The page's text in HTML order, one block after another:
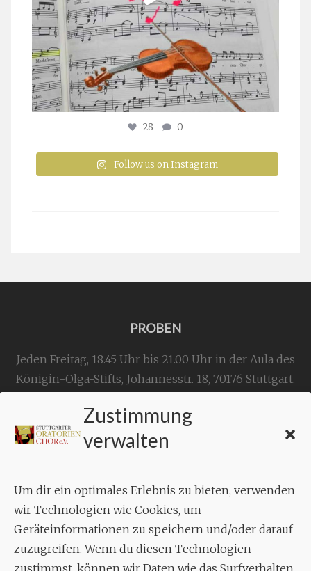
Zustimmung
verwalten
Um dir ein optimales Erlebnis zu bieten, verwenden
wir Technologien wie Cookies, um
Geräteinformationen zu speichern und/oder darauf
zuzugreifen. Wenn du diesen Technologien
zustimmst, können wir Daten wie das Surfverhalten
28 0
Follow us on Instagram
PROBEN
Jeden Freitag, 18.45 Uhr bis 21.00 Uhr in der Aula des
Königin-Olga-Stifts, Johannesstr. 18, 70176 Stuttgart.
KONTAKT
Geschäftsstelle:
Aixheimer Str. 18
70619 Stuttgart
MUSIK